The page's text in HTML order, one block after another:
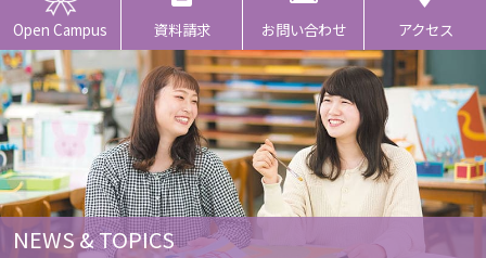
Open Campus 資料請求 お問い合わせ アクセス
NEWS & TOPICS